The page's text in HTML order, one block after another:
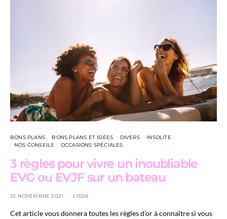
BONS PLANS BONS PLANS ET IDÉES DIVERS
INSOLITE
NOS CONSEILS
OCCASIONS SPÉCIALES
3 règles pour vivre un inoubliable
EVG ou EVJF sur un bateau
10 NOVEMBRE 2021 LYDIA
Cet article vous donnera toutes les règles d’or à connaître si vous